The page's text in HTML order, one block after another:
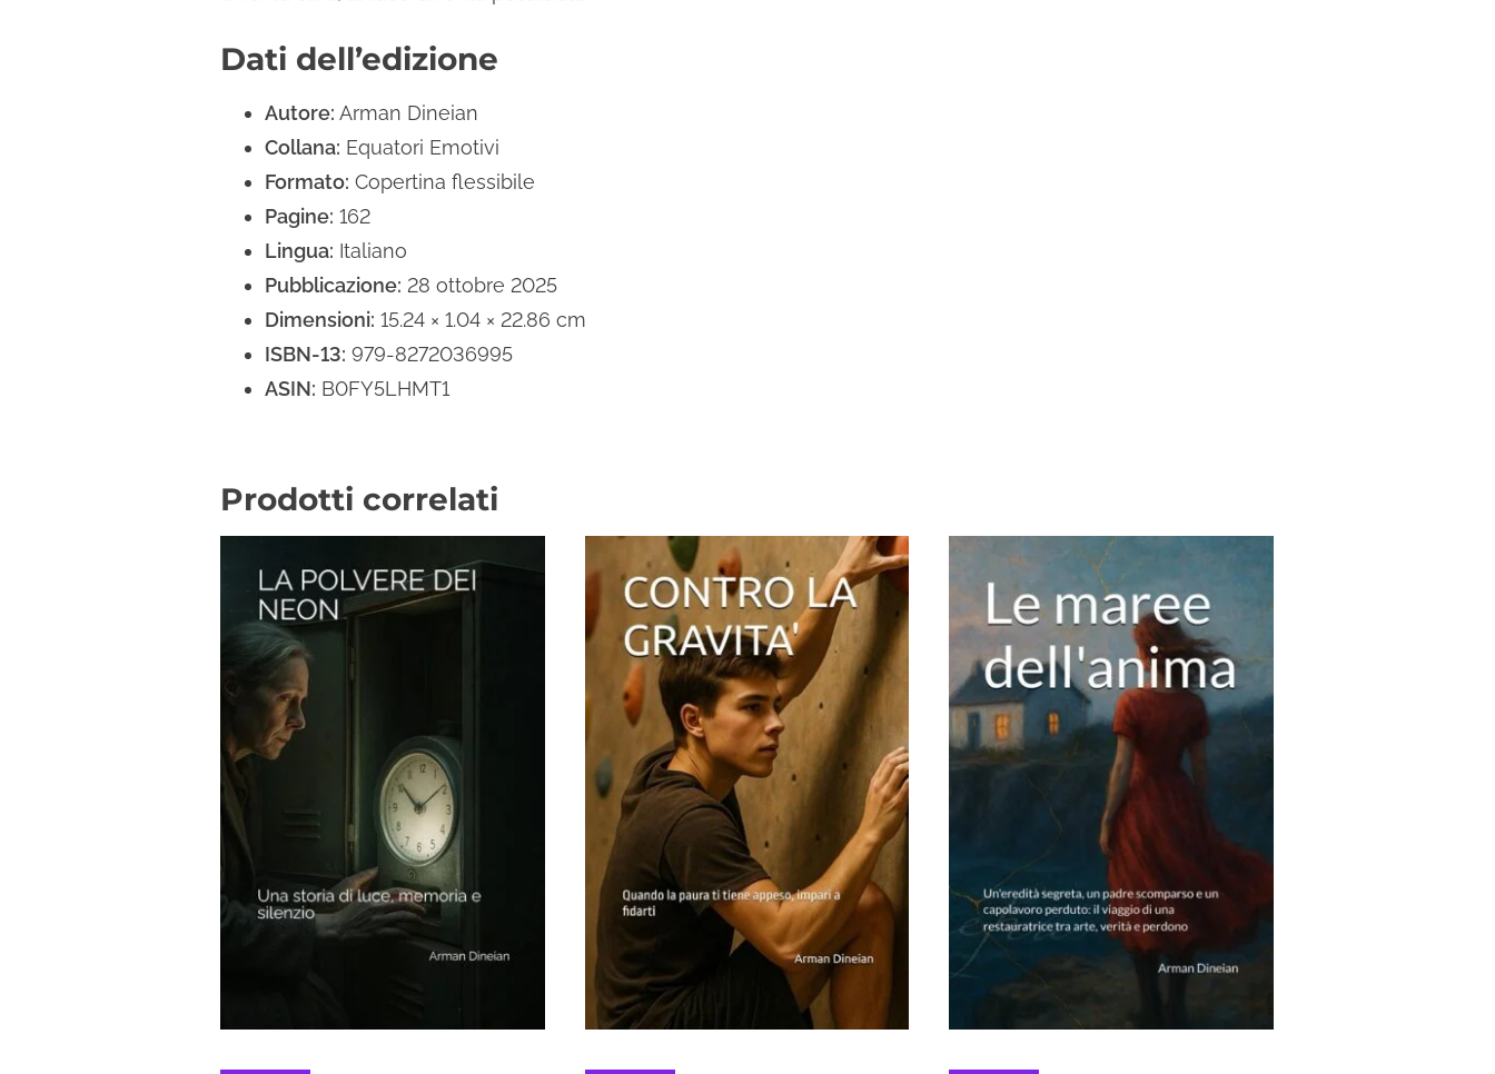
Dati dell’edizione
Autore: Arman Dineian
Collana: Equatori Emotivi
Formato: Copertina flessibile
Pagine: 162
Lingua: Italiano
Pubblicazione: 28 ottobre 2025
Dimensioni: 15.24 × 1.04 × 22.86 cm
ISBN-13: 979-8272036995
ASIN: B0FY5LHMT1
Prodotti correlati